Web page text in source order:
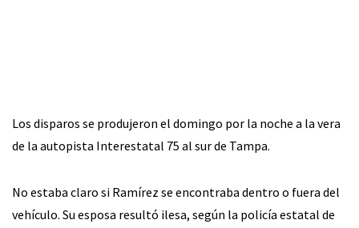
Los disparos se produjeron el domingo por la noche a la vera
de la autopista Interestatal 75 al sur de Tampa.
No estaba claro si Ramírez se encontraba dentro o fuera del
vehículo. Su esposa resultó ilesa, según la policía estatal de